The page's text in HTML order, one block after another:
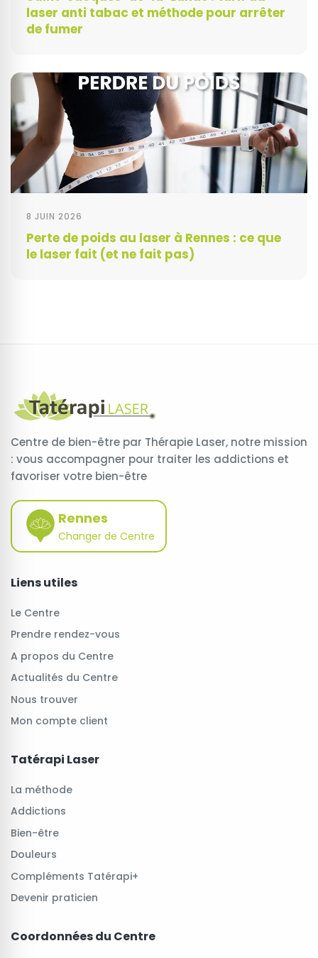
laser anti tabac et méthode pour arrêter
de fumer
8 JUIN 2026
Perte de poids au laser à Rennes : ce que
le laser fait (et ne fait pas)
Centre de bien-être par Thérapie Laser, notre mission
: vous accompagner pour traiter les addictions et
favoriser votre bien-être
Rennes
Changer de Centre
Liens utiles
Le Centre
Prendre rendez-vous
A propos du Centre
Actualités du Centre
Nous trouver
Mon compte client
Tatérapi Laser
La méthode
Addictions
Bien-être
Douleurs
Compléments Tatérapi+
Devenir praticien
Coordonnées du Centre